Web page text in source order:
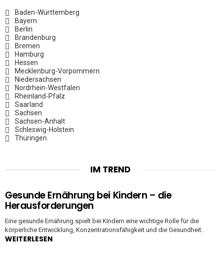
Baden-Württemberg
Bayern
Berlin
Brandenburg
Bremen
Hamburg
Hessen
Mecklenburg-Vorpommern
Niedersachsen
Nordrhein-Westfalen
Rheinland-Pfalz
Saarland
Sachsen
Sachsen-Anhalt
Schleswig-Holstein
Thüringen
IM TREND
Gesunde Ernährung bei Kindern – die
Herausforderungen
Eine gesunde Ernährung spielt bei KIndern eine wichtige Rolle für die
körperliche Entwicklung, Konzentrationsfähigkeit und die Gesundheit.
WEITERLESEN